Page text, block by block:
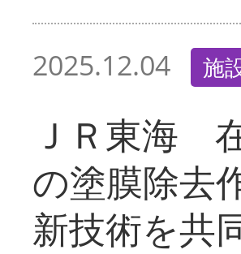
2025.12.04 施
ＪＲ東海
の塗膜除
新技術を共